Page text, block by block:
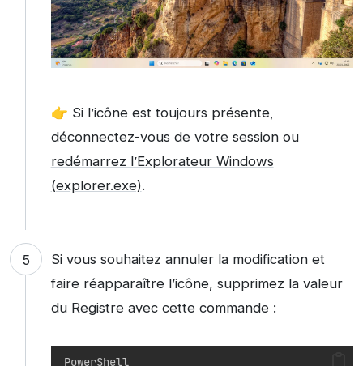
👉 Si l’icône est toujours présente,
déconnectez-vous de votre session ou
redémarrez l’Explorateur Windows
(explorer.exe).
Si vous souhaitez annuler la modification et
faire réapparaître l’icône, supprimez la valeur
du Registre avec cette commande :
PowerShell